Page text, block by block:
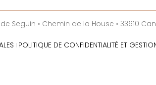
Seguin • Chemin de la House • 33610
I POLITIQUE DE CONFIDENTIALITÉ ET